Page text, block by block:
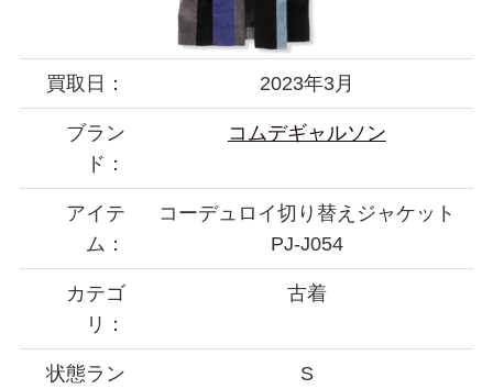
買取日： 2023年3月
ブラン
ド：
コムデギャルソン
アイテ
ム：
コーデュロイ切り替えジャケット
PJ-J054
カテゴ
リ：
古着
状態ラン
S